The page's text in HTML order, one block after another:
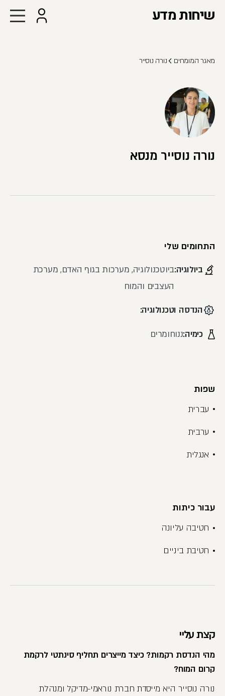
שיחות מדע
מאגר המומחים נורה נוסייר
נורה נוסייר מנסא
התחומים שלי
ביולוגיה:ביוטכנולוגיה, מערכות בגוף האדם, מערכת
העצבים והמוח
הנדסה וטכנולוגיה:
כימיה:ננוחומרים
שפות
עברית
ערבית
אנגלית
עבור כיתות
חטיבה עליונה
חטיבת ביניים
קצת עליי
מהי הנדסת רקמות? כיצד מייצרים תחליף סינתטי לרקמת
קרום המוח?
נורה נוסייר היא מייסדת חברת נוראמי-מדיקל ומנהלת